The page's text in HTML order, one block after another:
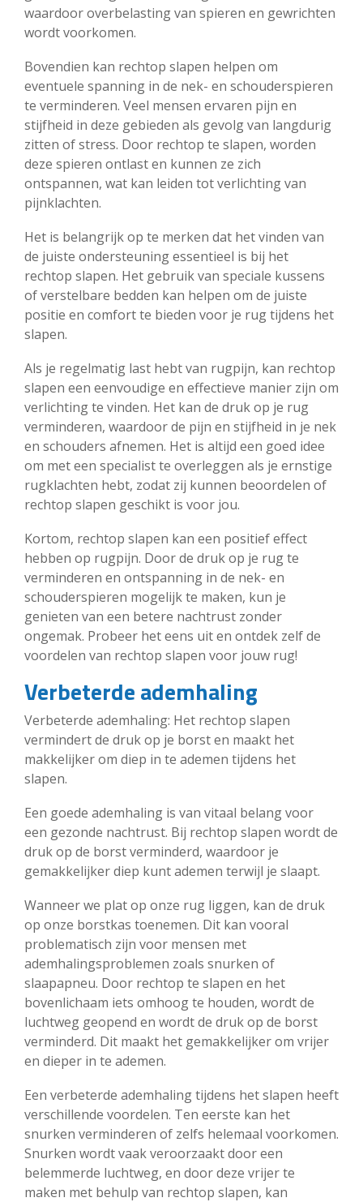
waardoor overbelasting van spieren en gewrichten
wordt voorkomen.
Bovendien kan rechtop slapen helpen om
eventuele spanning in de nek- en schouderspieren
te verminderen. Veel mensen ervaren pijn en
stijfheid in deze gebieden als gevolg van langdurig
zitten of stress. Door rechtop te slapen, worden
deze spieren ontlast en kunnen ze zich
ontspannen, wat kan leiden tot verlichting van
pijnklachten.
Het is belangrijk op te merken dat het vinden van
de juiste ondersteuning essentieel is bij het
rechtop slapen. Het gebruik van speciale kussens
of verstelbare bedden kan helpen om de juiste
positie en comfort te bieden voor je rug tijdens het
slapen.
Als je regelmatig last hebt van rugpijn, kan rechtop
slapen een eenvoudige en effectieve manier zijn om
verlichting te vinden. Het kan de druk op je rug
verminderen, waardoor de pijn en stijfheid in je nek
en schouders afnemen. Het is altijd een goed idee
om met een specialist te overleggen als je ernstige
rugklachten hebt, zodat zij kunnen beoordelen of
rechtop slapen geschikt is voor jou.
Kortom, rechtop slapen kan een positief effect
hebben op rugpijn. Door de druk op je rug te
verminderen en ontspanning in de nek- en
schouderspieren mogelijk te maken, kun je
genieten van een betere nachtrust zonder
ongemak. Probeer het eens uit en ontdek zelf de
voordelen van rechtop slapen voor jouw rug!
Verbeterde ademhaling
Verbeterde ademhaling: Het rechtop slapen
vermindert de druk op je borst en maakt het
makkelijker om diep in te ademen tijdens het
slapen.
Een goede ademhaling is van vitaal belang voor
een gezonde nachtrust. Bij rechtop slapen wordt de
druk op de borst verminderd, waardoor je
gemakkelijker diep kunt ademen terwijl je slaapt.
Wanneer we plat op onze rug liggen, kan de druk
op onze borstkas toenemen. Dit kan vooral
problematisch zijn voor mensen met
ademhalingsproblemen zoals snurken of
slaapapneu. Door rechtop te slapen en het
bovenlichaam iets omhoog te houden, wordt de
luchtweg geopend en wordt de druk op de borst
verminderd. Dit maakt het gemakkelijker om vrijer
en dieper in te ademen.
Een verbeterde ademhaling tijdens het slapen heeft
verschillende voordelen. Ten eerste kan het
snurken verminderen of zelfs helemaal voorkomen.
Snurken wordt vaak veroorzaakt door een
belemmerde luchtweg, en door deze vrijer te
maken met behulp van rechtop slapen, kan